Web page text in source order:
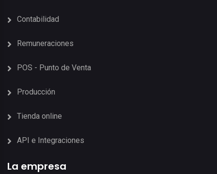
Contabilidad
Remuneraciones
POS - Punto de Venta
Producción
Tienda online
API e Integraciones
La empresa